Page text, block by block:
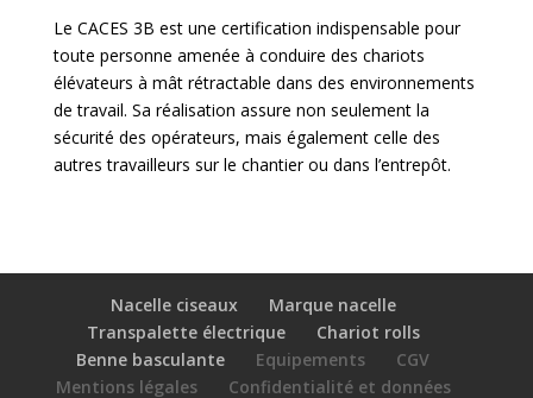
Le CACES 3B est une certification indispensable pour
toute personne amenée à conduire des chariots
élévateurs à mât rétractable dans des environnements
de travail. Sa réalisation assure non seulement la
sécurité des opérateurs, mais également celle des
autres travailleurs sur le chantier ou dans l’entrepôt.
Nacelle ciseaux
Marque nacelle
Transpalette électrique
Chariot rolls
Benne basculante
Equipements
CGV
Mentions légales
Confidentialité et données